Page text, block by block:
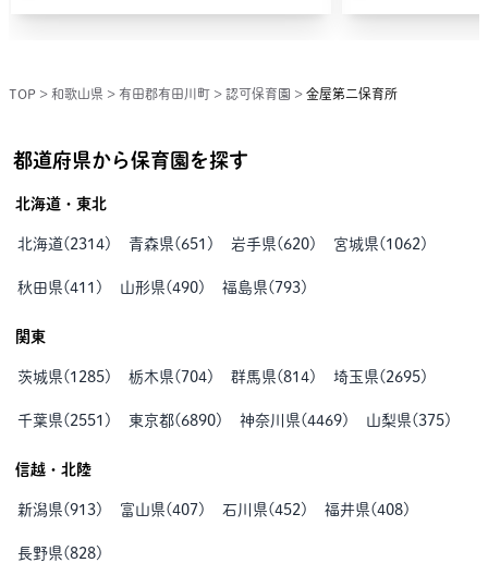
TOP > 和歌山県 > 有田郡有田川町 > 認可保育園 > 金屋第二保育所
都道府県から保育園を探す
北海道・東北
北海道( 2314) 青森県( 651 ) 岩手県( 620) 宮城県( 1062 )
秋田県(411 ) 山形県(490) 福島県( 793)
関東
茨城県( 1285) 栃木県( 704) 群馬県(814) 埼玉県( 2695)
千葉県( 2551 ) 東京都( 6890) 神奈川県(4469) 山梨県(375)
信越・北陸
新潟県(913) 富山県(407 ) 石川県(452 ) 福井県(408)
長野県(828)